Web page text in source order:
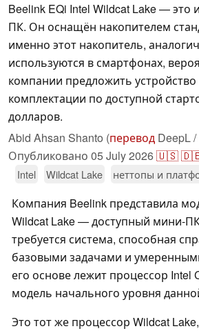
Beelink EQi Intel Wildcat Lake —
ПК. Он оснащён накопителем
именно этот накопитель,
используются в смартфонах,
компании предложить
комплектации по доступной
долларов.
Abid Ahsan Shanto (перевод DeepL
Опубликовано 05 July 2026🇺🇸
Intel Wildcat Lake неттопы и
Компания Beelink представила
Wildcat Lake — доступный мини-
требуется система, способная
базовыми задачами и
его основе лежит процессор Intel
модель начального уровня
Это тот же процессор Wildcat